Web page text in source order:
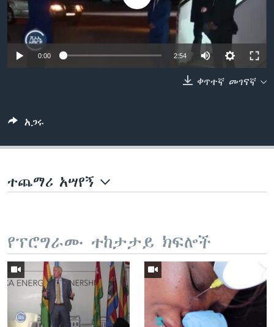
ቋንቋዎች
0:00 2:54
ቀጥተኛ መገናኛ
አጋሩ
ተጨማሪ አሣየኝ
የፕሮግራሙ ተከታታይ ክፍሎች